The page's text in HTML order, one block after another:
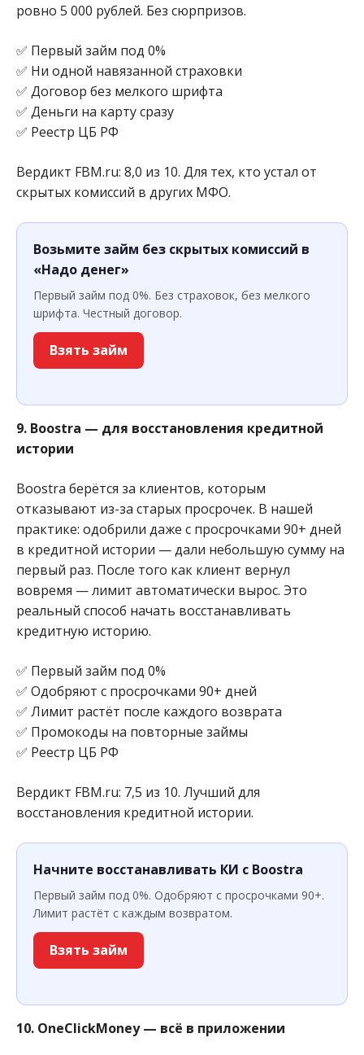
ровно 5 000 рублей. Без сюрпризов.
✅ Первый займ под 0%
✅ Ни одной навязанной страховки
✅ Договор без мелкого шрифта
✅ Деньги на карту сразу
✅ Реестр ЦБ РФ
Вердикт FBM.ru: 8,0 из 10. Для тех, кто устал от
скрытых комиссий в других МФО.
Возьмите займ без скрытых комиссий в
«Надо денег»
Первый займ под 0%. Без страховок, без мелкого
шрифта. Честный договор.
Взять займ
9. Boostra — для восстановления кредитной
истории
Boostra берётся за клиентов, которым
отказывают из-за старых просрочек. В нашей
практике: одобрили даже с просрочками 90+ дней
в кредитной истории — дали небольшую сумму на
первый раз. После того как клиент вернул
вовремя — лимит автоматически вырос. Это
реальный способ начать восстанавливать
кредитную историю.
✅ Первый займ под 0%
✅ Одобряют с просрочками 90+ дней
✅ Лимит растёт после каждого возврата
✅ Промокоды на повторные займы
✅ Реестр ЦБ РФ
Вердикт FBM.ru: 7,5 из 10. Лучший для
восстановления кредитной истории.
Начните восстанавливать КИ с Boostra
Первый займ под 0%. Одобряют с просрочками 90+.
Лимит растёт с каждым возвратом.
Взять займ
10. OneClickMoney — всё в приложении